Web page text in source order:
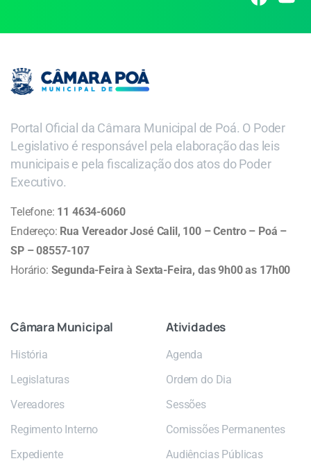
Portal Oficial da Câmara Municipal de Poá. O Poder
Legislativo é responsável pela elaboração das leis
municipais e pela fiscalização dos atos do Poder
Executivo.
Telefone: 11 4634-6060
Endereço: Rua Vereador José Calil, 100 – Centro – Poá –
SP – 08557-107
Horário: Segunda-Feira à Sexta-Feira, das 9h00 as 17h00
Câmara Municipal
História
Legislaturas
Vereadores
Regimento Interno
Expediente
Atividades
Agenda
Ordem do Dia
Sessões
Comissões Permanentes
Audiências Públicas